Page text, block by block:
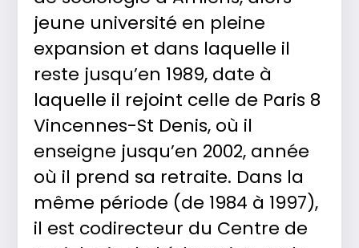
jeune université en pleine
expansion et dans laquelle il
reste jusqu’en 1989, date à
laquelle il rejoint celle de Paris 8
Vincennes-St Denis, où il
enseigne jusqu’en 2002, année
où il prend sa retraite. Dans la
même période (de 1984 à 1997),
il est codirecteur du Centre de